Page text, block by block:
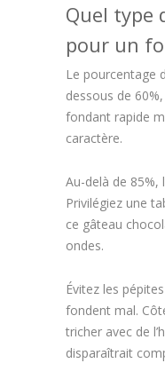
Quel type
pour un
Le pourcentage
dessous de
fondant rapide
caractère.
Au-delà de 85%,
Privilégiez une
ce gâteau
ondes.
Évitez les
fondent mal.
tricher avec de
disparaîtrait